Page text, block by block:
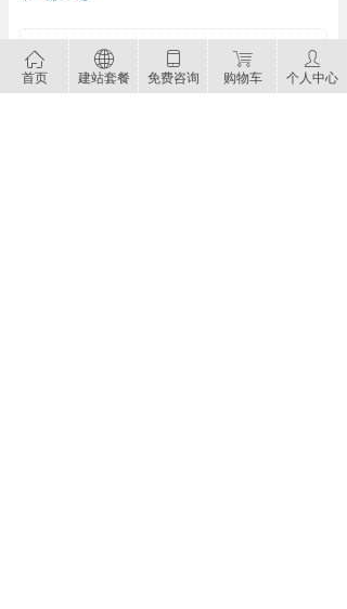
网站建设、随州网站建设、网站设计、随州网站设
计、系统开发、小程序开发、app开发。聚为科技拥
ꀇ
首页
ꄓ
建站套餐
ꀆ
免费咨询
ꁈ
购物车
ꄑ
个人中心